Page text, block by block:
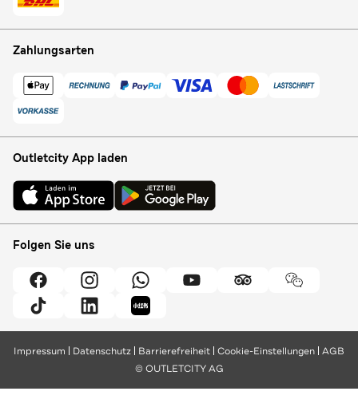
Zahlungsarten
Outletcity App laden
Folgen Sie uns
Impressum Datenschutz Barrierefreiheit Cookie-Einstellungen AGB
© OUTLETCITY AG